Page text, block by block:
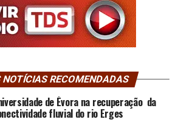
RECOMENDADAS
de Évora na recuperação da
fluvial do rio Erges